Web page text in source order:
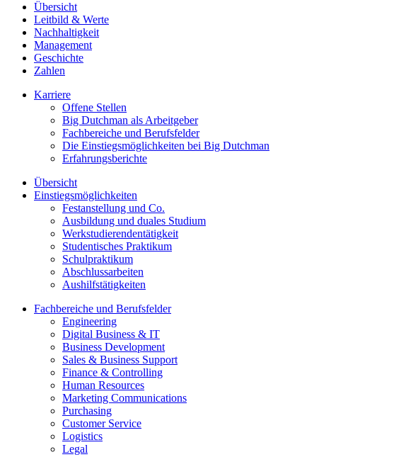
Übersicht
Leitbild & Werte
Nachhaltigkeit
Management
Geschichte
Zahlen
Karriere
Offene Stellen
Big Dutchman als Arbeitgeber
Fachbereiche und Berufsfelder
Die Einstiegsmöglichkeiten bei Big Dutchman
Erfahrungsberichte
Übersicht
Einstiegsmöglichkeiten
Festanstellung und Co.
Ausbildung und duales Studium
Werkstudierendentätigkeit
Studentisches Praktikum
Schulpraktikum
Abschlussarbeiten
Aushilfstätigkeiten
Fachbereiche und Berufsfelder
Engineering
Digital Business & IT
Business Development
Sales & Business Support
Finance & Controlling
Human Resources
Marketing Communications
Purchasing
Customer Service
Logistics
Legal